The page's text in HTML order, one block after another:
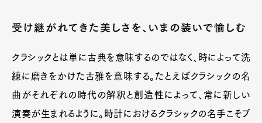
Pen international Pen tw
受け継がれてきた美しさを、いまの装いで愉しむ
クラシックとは単に古典を意味するのではなく、時によって洗
練に磨きをかけた古雅を意味する。たとえばクラシックの名
曲がそれぞれの時代の解釈と創造性によって、常に新しい
演奏が生まれるように。時計におけるクラシックの名手こそブ